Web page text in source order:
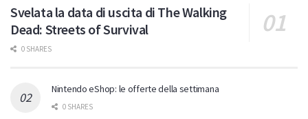
Svelata la data di uscita di The Walking
Dead: Streets of Survival
0 SHARES
Nintendo eShop: le offerte della settimana
0 SHARES